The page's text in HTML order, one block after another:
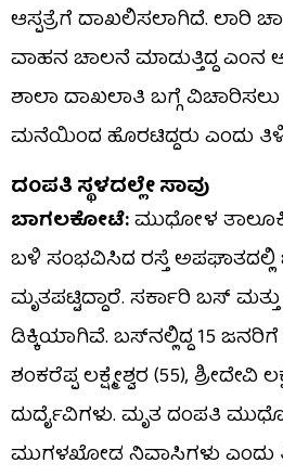
ಆಸ್ಪತ್ರೆಗೆ ದಾಖಲಿಸಲಾಗಿದೆ. ಲಾರಿ
ವಾಹನ ಚಾಲನೆ ಮಾಡುತ್ತಿದ್ದ
ಶಾಲಾ ದಾಖಲಾತಿ ಬಗ್ಗೆ
ಮನೆಯಿಂದ ಹೊರಟಿದ್ದರು ಎಂದು
ದಂಪತಿ ಸ್ಥಳದಲ್ಲೇ ಸಾವು
ಬಾಗಲಕೋಟೆ:ಮುಧೋಳ
ಬಳಿ ಸಂಭವಿಸಿದ ರಸ್ತೆ ಅಪಘಾತದಲ್ಲಿ
ಮೃತಪಟ್ಟಿದ್ದಾರೆ. ಸರ್ಕಾರಿ ಬಸ್
ಡಿಕ್ಕಿಯಾಗಿವೆ. ಬಸ್​ನಲ್ಲಿದ್ದ 15
ಶಂಕರೆಪ್ಪ ಲಕ್ಷ್ಮೇಶ್ವರ (55), ಶ್ರೀದೇವಿ
ದುರ್ದೈವಿಗಳು. ಮೃತ ದಂಪತಿ
ಮುಗಳಖೋಡ ನಿವಾಸಿಗಳು ಎಂದು